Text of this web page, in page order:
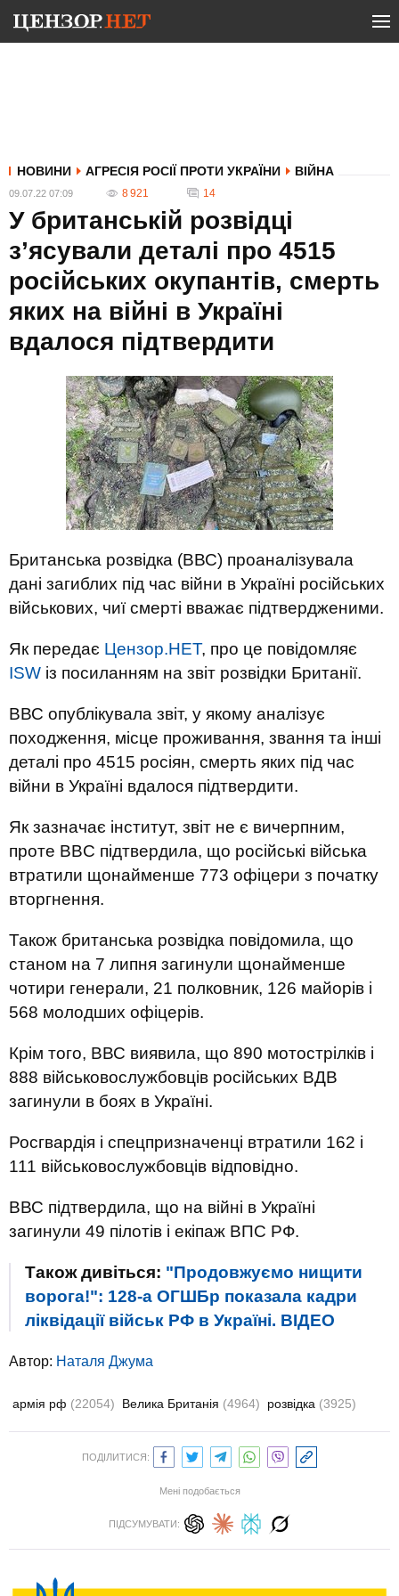
НОВИНИ АГРЕСІЯ РОСІЇ ПРОТИ УКРАЇНИ ВІЙНА
09.07.22 07:09 8 921 14
У британській розвідці
з’ясували деталі про 4515
російських окупантів, смерть
яких на війні в Україні
вдалося підтвердити
Британська розвідка (ВВС) проаналізувала
дані загиблих під час війни в Україні російських
військових, чиї смерті вважає підтвердженими.
Як передає Цензор.НЕТ, про це повідомляє
ISW із посиланням на звіт розвідки Британії.
ВВС опублікувала звіт, у якому аналізує
походження, місце проживання, звання та інші
деталі про 4515 росіян, смерть яких під час
війни в Україні вдалося підтвердити.
Як зазначає інститут, звіт не є вичерпним,
проте BBC підтвердила, що російські війська
втратили щонайменше 773 офіцери з початку
вторгнення.
Також британська розвідка повідомила, що
станом на 7 липня загинули щонайменше
чотири генерали, 21 полковник, 126 майорів і
568 молодших офіцерів.
Крім того, ВВС виявила, що 890 мотострілків і
888 військовослужбовців російських ВДВ
загинули в боях в Україні.
Росгвардія і спецпризначенці втратили 162 і
111 військовослужбовців відповідно.
ВВС підтвердила, що на війні в Україні
загинули 49 пілотів і екіпаж ВПС РФ.
Також дивіться: "Продовжуємо нищити
ворога!": 128-а ОГШБр показала кадри
ліквідації військ РФ в Україні. ВIДЕО
Автор: Наталя Джума
армія рф (22054) Велика Британія (4964) розвідка (3925)
ПОДІЛИТИСЯ:
Мені подобається
ПІДСУМУВАТИ: